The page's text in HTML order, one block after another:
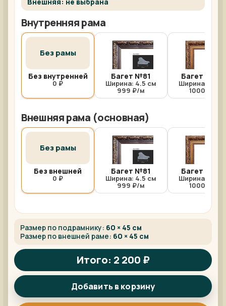
Внутренняя рама
Без рамы
Без внутренней
0 ₽
Багет №81
Ширина: 4.5 см
999 ₽/м
Багет №81/
Ширина: 4.5
1000 ₽/м
Внешняя рама (основная)
Без рамы
Без внешней
0 ₽
Багет №81
Ширина: 4.5 см
999 ₽/м
Багет №81/
Ширина: 4.5
1000 ₽/м
Размер по подрамнику: 60 × 45 см
Размер по внешней раме: 60 × 45 см
Итого: 2 200 ₽
Добавить в корзину